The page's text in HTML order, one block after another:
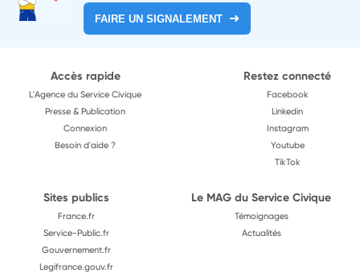
FAIRE UN SIGNALEMENT
Accès rapide
L'Agence du Service Civique
Presse & Publication
Connexion
Besoin d'aide ?
Restez connecté
Facebook
Linkedin
Instagram
Youtube
TikTok
Sites publics
France.fr
Service-Public.fr
Gouvernement.fr
Legifrance.gouv.fr
Le MAG du Service Civique
Témoignages
Actualités